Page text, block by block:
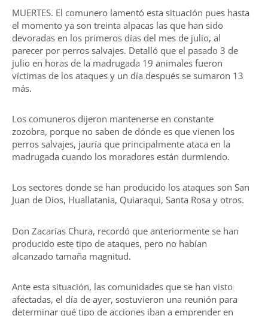
MUERTES. El comunero lamentó esta situación pues hasta
el momento ya son treinta alpacas las que han sido
devoradas en los primeros días del mes de julio, al
parecer por perros salvajes. Detalló que el pasado 3 de
julio en horas de la madrugada 19 animales fueron
víctimas de los ataques y un día después se sumaron 13
más.
Los comuneros dijeron mantenerse en constante
zozobra, porque no saben de dónde es que vienen los
perros salvajes, jauría que principalmente ataca en la
madrugada cuando los moradores están durmiendo.
Los sectores donde se han producido los ataques son San
Juan de Dios, Huallatania, Quiaraqui, Santa Rosa y otros.
Don Zacarías Chura, recordó que anteriormente se han
producido este tipo de ataques, pero no habían
alcanzado tamaña magnitud.
Ante esta situación, las comunidades que se han visto
afectadas, el día de ayer, sostuvieron una reunión para
determinar qué tipo de acciones iban a emprender en